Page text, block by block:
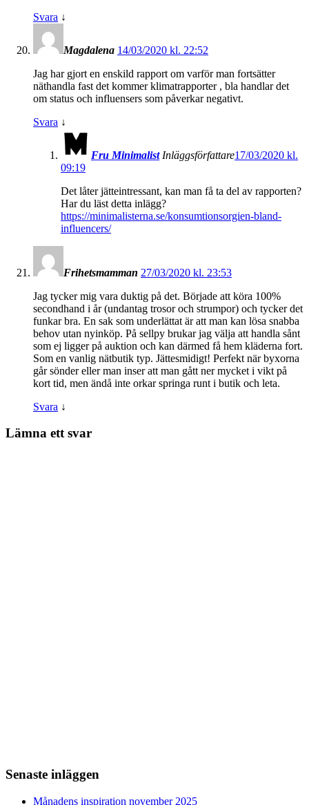
Svara ↓
Magdalena 14/03/2020 kl. 22:52
Jag har gjort en enskild rapport om varför man fortsätter
näthandla fast det kommer klimatrapporter , bla handlar det
om status och influensers som påverkar negativt.
Svara ↓
Fru Minimalist Inläggsförfattare17/03/2020 kl.
09:19
Det låter jätteintressant, kan man få ta del av rapporten?
Har du läst detta inlägg?
https://minimalisterna.se/konsumtionsorgien-bland-
influencers/
Frihetsmamman 27/03/2020 kl. 23:53
Jag tycker mig vara duktig på det. Började att köra 100%
secondhand i år (undantag trosor och strumpor) och tycker det
funkar bra. En sak som underlättat är att man kan lösa snabba
behov utan nyinköp. På sellpy brukar jag välja att handla sånt
som ej ligger på auktion och kan därmed få hem kläderna fort.
Som en vanlig nätbutik typ. Jättesmidigt! Perfekt när byxorna
går sönder eller man inser att man gått ner mycket i vikt på
kort tid, men ändå inte orkar springa runt i butik och leta.
Svara ↓
Lämna ett svar
Senaste inläggen
Månadens inspiration november 2025